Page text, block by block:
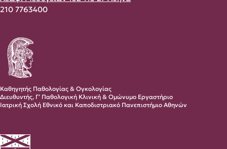
210 7763400
Καθηγητής Παθολογίας & Ογκολογίας
Διευθυντής, Γ’ Παθολογική Κλινική & Ομώνυμο Εργαστήριο
Ιατρική Σχολή Εθνικό και Καποδιστριακό Πανεπιστήμιο Αθηνών